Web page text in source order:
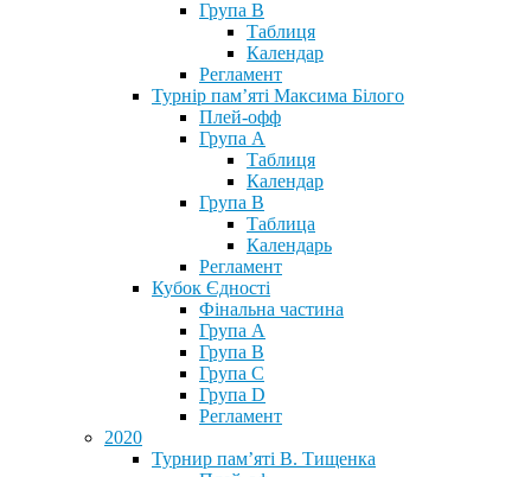
Група В
Таблиця
Календар
Регламент
Турнір пам’яті Максима Білого
Плей-офф
Група А
Таблиця
Календар
Група В
Таблица
Календарь
Регламент
Кубок Єдності
Фінальна частина
Група А
Група В
Група С
Група D
Регламент
2020
Турнир пам’яті В. Тищенка